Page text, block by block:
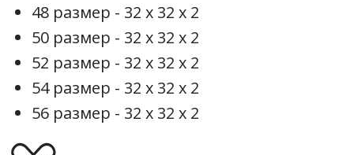
48 размер - 32 х 32 х 2
50 размер - 32 х 32 х 2
52 размер - 32 х 32 х 2
54 размер - 32 х 32 х 2
56 размер - 32 х 32 х 2